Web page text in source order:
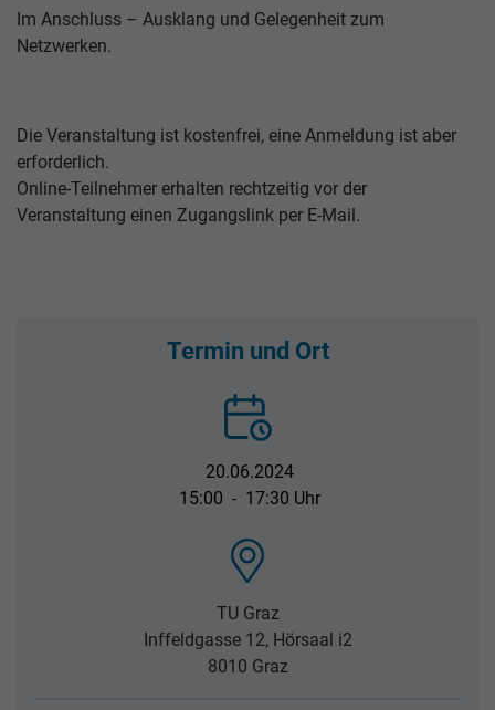
Im Anschluss – Ausklang und Gelegenheit zum
Netzwerken.
Die Veranstaltung ist kostenfrei, eine Anmeldung ist aber
erforderlich.
Online-Teilnehmer erhalten rechtzeitig vor der
Veranstaltung einen Zugangslink per E-Mail.
Termin und Ort
20.06.2024
15:00 - 17:30 Uhr
TU Graz
Inffeldgasse 12, Hörsaal i2
8010 Graz